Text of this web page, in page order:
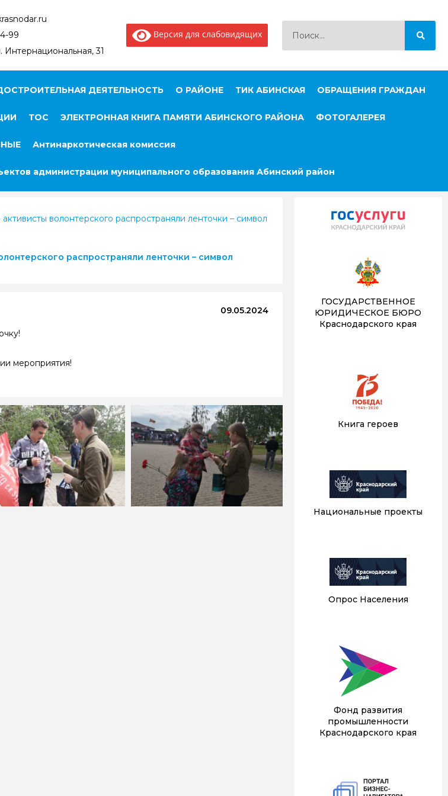
99
Интернациональная, 31
Версия для слабовидящих
ДЕЯТЕЛЬНОСТЬ О РАЙОНЕ ТИК АБИНСКАЯ ОБРАЩЕНИЯ ГРАЖДАН
ТОС ЭЛЕКТРОННАЯ КНИГА ПАМЯТИ АБИНСКОГО РАЙОНА ФОТОГАЛЕРЕЯ
Антинаркотическая комиссия
администрации муниципального образования Абинский район
волонтерского распространяли ленточки – символ
распространяли ленточки – символ
09.05.2024
мероприятия!
ГОСУДАРСТВЕННОЕ
ЮРИДИЧЕСКОЕ БЮРО
Краснодарского края
Книга героев
Национальные проекты
Опрос Населения
Фонд развития
промышленности
Краснодарского края